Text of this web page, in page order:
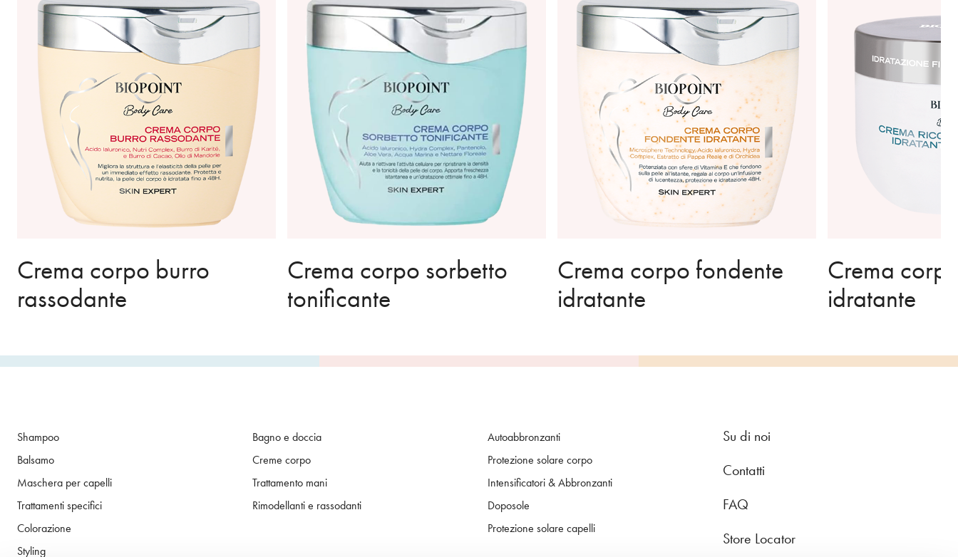
Crema corpo burro
rassodante
Crema corpo sorbetto
tonificante
Crema corpo fondente
idratante
Crema
idratante
Shampoo
Balsamo
Maschera per capelli
Trattamenti specifici
Colorazione
Styling
Bagno e doccia
Creme corpo
Trattamento mani
Rimodellanti e rassodanti
Autoabbronzanti
Protezione solare corpo
Intensificatori & Abbronzanti
Doposole
Protezione solare capelli
Su di noi
Contatti
FAQ
Store Locator